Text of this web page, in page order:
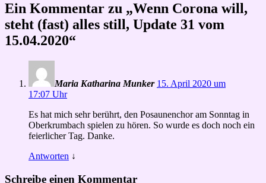
Ein Kommentar zu „Wenn Corona will,
steht (fast) alles still, Update 31 vom
15.04.2020“
Maria Katharina Munker 15. April 2020 um
17:07 Uhr
Es hat mich sehr berührt, den Posaunenchor am Sonntag in
Oberkrumbach spielen zu hören. So wurde es doch noch ein
feierlicher Tag. Danke.
Antworten ↓
Schreibe einen Kommentar